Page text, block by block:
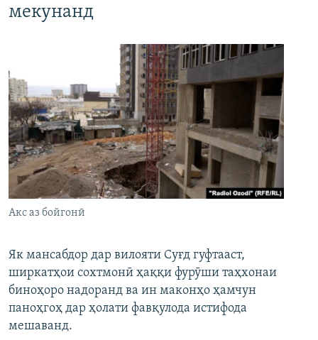
мекунанд
Акс аз бойгонӣ
Як мансабдор дар вилояти Суғд гуфтааст,
ширкатҳои сохтмонӣ ҳаққи фурӯши таҳхонаи
биноҳоро надоранд ва ин маконҳо ҳамчун
паноҳгоҳ дар ҳолати фавқулода истифода
мешаванд.